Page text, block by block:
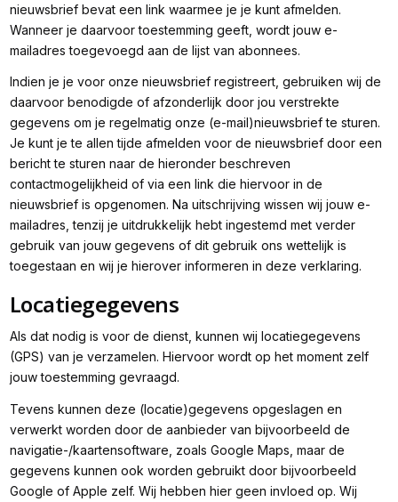
nieuwsbrief bevat een link waarmee je je kunt afmelden.
Wanneer je daarvoor toestemming geeft, wordt jouw e-
mailadres toegevoegd aan de lijst van abonnees.
Indien je je voor onze nieuwsbrief registreert, gebruiken wij de
daarvoor benodigde of afzonderlijk door jou verstrekte
gegevens om je regelmatig onze (e-mail)nieuwsbrief te sturen.
Je kunt je te allen tijde afmelden voor de nieuwsbrief door een
bericht te sturen naar de hieronder beschreven
contactmogelijkheid of via een link die hiervoor in de
nieuwsbrief is opgenomen. Na uitschrijving wissen wij jouw e-
mailadres, tenzij je uitdrukkelijk hebt ingestemd met verder
gebruik van jouw gegevens of dit gebruik ons wettelijk is
toegestaan en wij je hierover informeren in deze verklaring.
Locatiegegevens
Als dat nodig is voor de dienst, kunnen wij locatiegegevens
(GPS) van je verzamelen. Hiervoor wordt op het moment zelf
jouw toestemming gevraagd.
Tevens kunnen deze (locatie)gegevens opgeslagen en
verwerkt worden door de aanbieder van bijvoorbeeld de
navigatie-/kaartensoftware, zoals Google Maps, maar de
gegevens kunnen ook worden gebruikt door bijvoorbeeld
Google of Apple zelf. Wij hebben hier geen invloed op. Wij